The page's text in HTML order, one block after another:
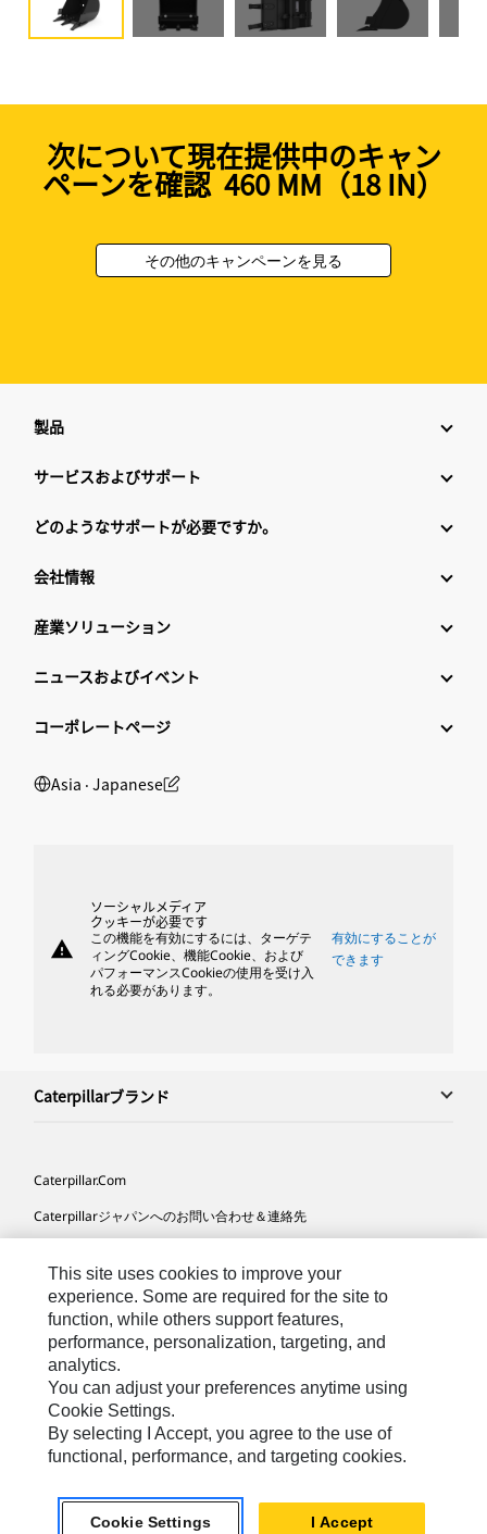
次について現在提供中のキャン
ペーンを確認 460 MM（18 IN）
その他のキャンペーンを見る
製品
サービスおよびサポート
どのようなサポートが必要ですか。
会社情報
産業ソリューション
ニュースおよびイベント
コーポレートページ
Asia ‧ Japanese
warning
ソーシャルメディア
クッキーが必要です
この機能を有効にするには、ターゲテ
ィングCookie、機能Cookie、および
パフォーマンスCookieの使用を受け入
れる必要があります。
有効にすることが
できます
Caterpillarブランド
Caterpillar.com
Caterpillarジャパンへのお問い合わせ＆連絡先
サイト･マップ
Cookie Settings
法的事項
プライバシー
Japanese
載を禁じます）
This site uses cookies to improve your
experience. Some are required for the site to
function, while others support features,
performance, personalization, targeting, and
analytics.
You can adjust your preferences anytime using
Cookie Settings.
By selecting I Accept, you agree to the use of
functional, performance, and targeting cookies.
Cookie Settings I Accept